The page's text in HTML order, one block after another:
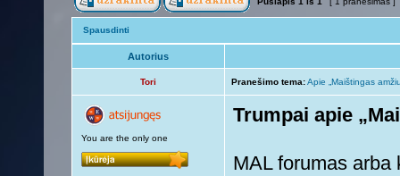
Spausdinti
Autorius
Tori Pranešimo tema:Apie „Maištingas
You are the only one
Trumpai apie
MAL forumas arba